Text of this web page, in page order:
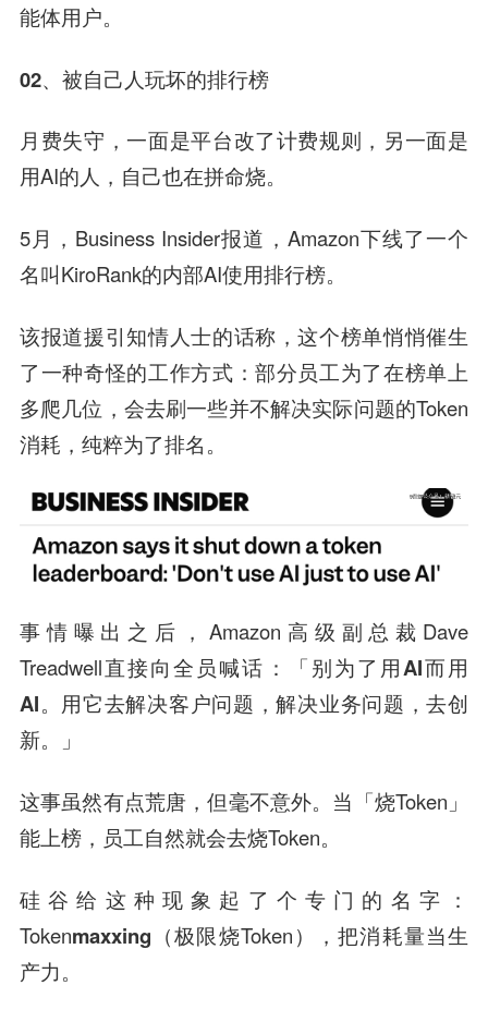
能体用户。
02、被自己人玩坏的排行榜
月费失守，一面是平台改了计费规则，另一面是
用AI的人，自己也在拼命烧。
5月，Business Insider报道，Amazon下线了一个
名叫KiroRank的内部AI使用排行榜。
该报道援引知情人士的话称，这个榜单悄悄催生
了一种奇怪的工作方式：部分员工为了在榜单上
多爬几位，会去刷一些并不解决实际问题的Token
消耗，纯粹为了排名。
事情曝出之后，Amazon高级副总裁Dave
Treadwell直接向全员喊话：
「别为了用AI而用
AI。用它去解决客户问题，解决业务问题，去创
新。」
这事虽然有点荒唐，但毫不意外。当「烧Token」
能上榜，员工自然就会去烧Token。
硅谷给这种现象起了个专门的名字：
Tokenmaxxing （极限烧Token），把消耗量当生
产力。